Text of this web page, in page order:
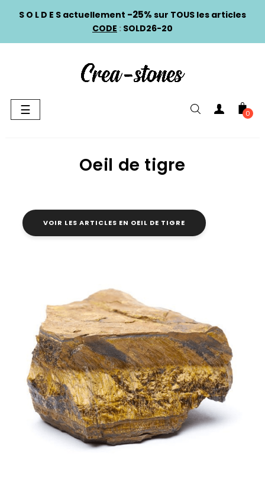
S O L D E S actuellement -25% sur TOUS les articles
CODE : SOLD26-20
Basculer
la
☰ 0
Oeil de tigre
VOIR LES ARTICLES EN OEIL DE TIGRE